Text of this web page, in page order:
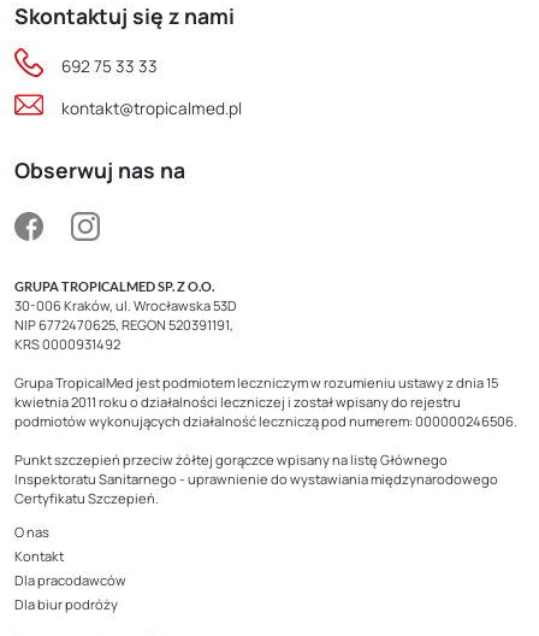
Skontaktuj się z nami
692 75 33 33
kontakt@tropicalmed.pl
Obserwuj nas na
GRUPA TROPICALMED SP. Z O.O.
30-006 Kraków, ul. Wrocławska 53D
NIP 6772470625, REGON 520391191,
KRS 0000931492
Grupa TropicalMed jest podmiotem leczniczym w rozumieniu ustawy z dnia 15
kwietnia 2011 roku o działalności leczniczej i został wpisany do rejestru
podmiotów wykonujących działalność leczniczą pod numerem: 000000246506.
Punkt szczepień przeciw żółtej gorączce wpisany na listę Głównego
Inspektoratu Sanitarnego - uprawnienie do wystawiania międzynarodowego
Certyfikatu Szczepień.
O nas
Kontakt
Dla pracodawców
Dla biur podróży